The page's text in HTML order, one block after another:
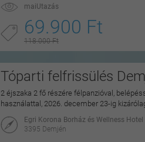
maiUtazás
69.900 Ft
118.000 Ft
Tóparti felfrissülés
2 éjszaka 2 fő részére félpanzióval,
használattal, 2026. december 23-ig
Egri Korona Borház és Wellness Hotel
3395 Demjén